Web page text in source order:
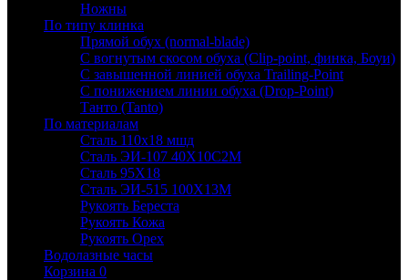
Ножны
По типу клинка
Прямой обух (normal-blade)
С вогнутым скосом обуха (Clip-point, финка, Боуи)
С завышенной линией обуха Trailing-Point
С понижением линии обуха (Drop-Point)
Танто (Tanto)
По материалам
Сталь 110х18 мшд
Сталь ЭИ-107 40Х10С2М
Сталь 95Х18
Сталь ЭИ-515 100Х13М
Рукоять Береста
Рукоять Кожа
Рукоять Орех
Водолазные часы
Корзина 0